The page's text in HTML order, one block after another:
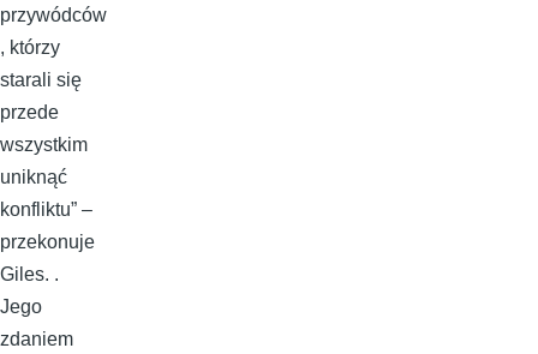
przywódców
, którzy
starali się
przede
wszystkim
uniknąć
konfliktu” –
przekonuje
Giles. .
Jego
zdaniem